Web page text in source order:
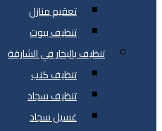
تعقيم منازل
تنظيف بيوت
تنظيف بالبخار في الشارقة
تنظيف كنب
تنظيف سجاد
غسيل سجاد